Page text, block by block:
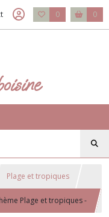
0 0
Plage et tropiques
Plage et tropiques -